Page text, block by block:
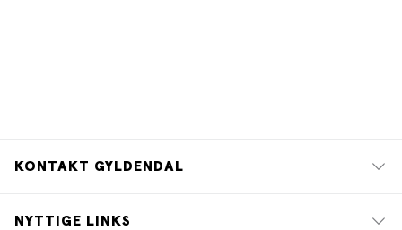
KONTAKT GYLDENDAL
NYTTIGE LINKS